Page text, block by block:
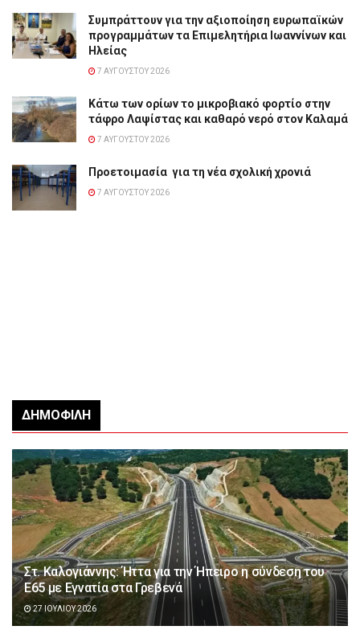
Συμπράττουν για την αξιοποίηση ευρωπαϊκών
προγραμμάτων τα Επιμελητήρια Ιωαννίνων και
Ηλείας
7 ΑΥΓΟΎΣΤΟΥ 2026
Κάτω των ορίων το μικροβιακό φορτίο στην
τάφρο Λαψίστας και καθαρό νερό στον Καλαμά
7 ΑΥΓΟΎΣΤΟΥ 2026
Προετοιμασία για τη νέα σχολική χρονιά
7 ΑΥΓΟΎΣΤΟΥ 2026
ΔΗΜΟΦΙΛΉ
Στ. Καλογιάννης: Ήττα για την Ήπειρο η σύνδεση του
Ε65 με Εγνατία στα Γρεβενά
27 ΙΟΥΛΊΟΥ 2026